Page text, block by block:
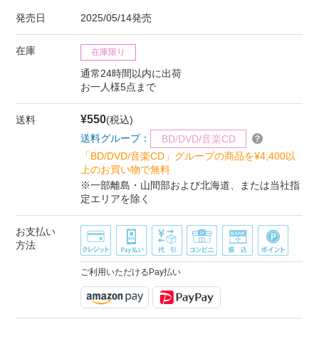
発売日 2025/05/14発売
在庫 在庫限り
通常24時間以内に出荷
お一人様5点まで
送料 ¥550(税込)
送料グループ：
BD/DVD/音楽CD
「BD/DVD/音楽CD」グループの商品を¥4,400以
上のお買い物で無料
※一部離島・山間部および北海道、または当社指
定エリアを除く
お支払い
方法
ご利用いただけるPay払い